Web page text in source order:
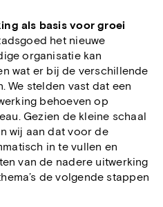
als basis voor groei
het nieuwe
organisatie kan
wat er bij de verschillende
We stelden vast dat een
behoeven op
Gezien de kleine schaal
wij aan dat voor de
in te vullen en
van de nadere uitwerking
de volgende stappen